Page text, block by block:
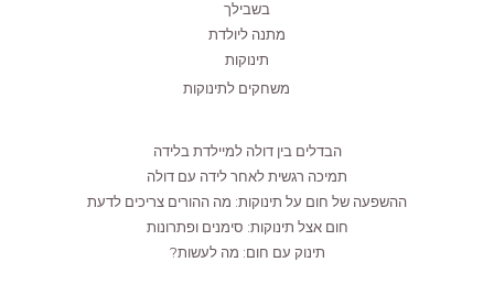
בשבילך
מתנה ליולדת
תינוקות
משחקים לתינוקות
הבדלים בין דולה למיילדת בלידה
תמיכה רגשית לאחר לידה עם דולה
ההשפעה של חום על תינוקות: מה ההורים צריכים לדעת
חום אצל תינוקות: סימנים ופתרונות
תינוק עם חום: מה לעשות?